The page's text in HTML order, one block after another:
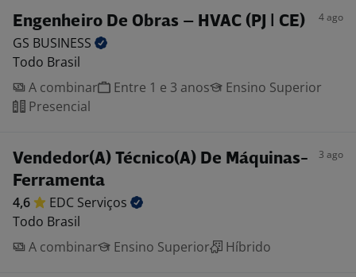
Engenheiro De Obras – HVAC (PJ | CE) 4 ago
GS BUSINESS
Todo Brasil
A combinar
Entre 1 e 3 anos
Ensino Superior
Presencial
Vendedor(A) Técnico(A) De Máquinas-
Ferramenta
3 ago
4,6 EDC Serviços
Todo Brasil
A combinar
Ensino Superior Híbrido